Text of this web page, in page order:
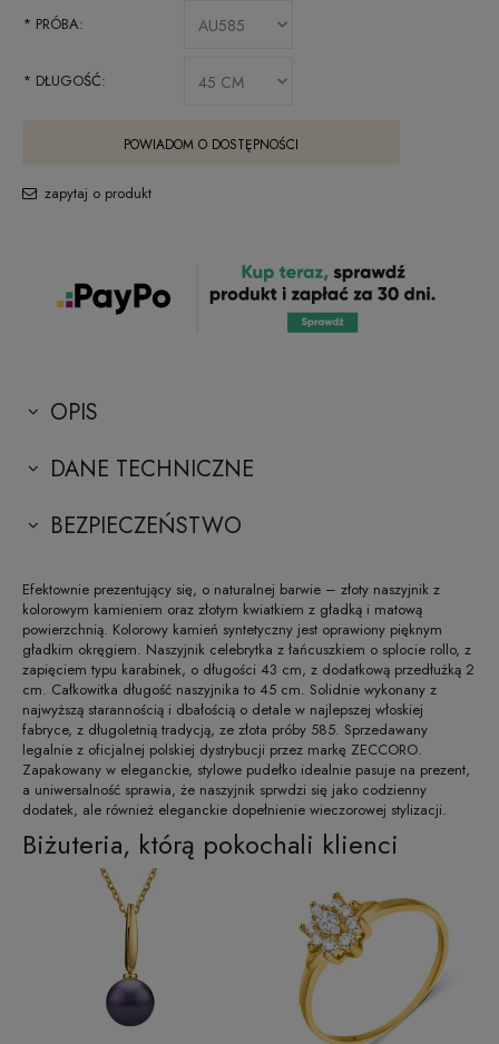
* PRÓBA:
* DŁUGOŚĆ:
POWIADOM O DOSTĘPNOŚCI
zapytaj o produkt
OPIS
DANE TECHNICZNE
BEZPIECZEŃSTWO
Efektownie prezentujący się, o naturalnej barwie – złoty naszyjnik z
kolorowym kamieniem oraz złotym kwiatkiem z gładką i matową
powierzchnią. Kolorowy kamień syntetyczny jest oprawiony pięknym
gładkim okręgiem. Naszyjnik celebrytka z łańcuszkiem o splocie rollo, z
zapięciem typu karabinek, o długości 43 cm, z dodatkową przedłużką 2
cm. Całkowitka długość naszyjnika to 45 cm. Solidnie wykonany z
najwyższą starannością i dbałością o detale w najlepszej włoskiej
fabryce, z długoletnią tradycją, ze złota próby 585. Sprzedawany
legalnie z oficjalnej polskiej dystrybucji przez markę ZECCORO.
Zapakowany w eleganckie, stylowe pudełko idealnie pasuje na prezent,
a uniwersalność sprawia, że naszyjnik sprwdzi się jako codzienny
dodatek, ale również eleganckie dopełnienie wieczorowej stylizacji.
Biżuteria, którą pokochali klienci